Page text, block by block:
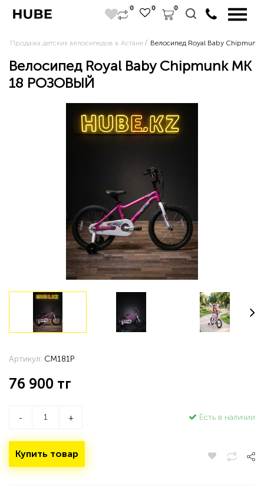
0 0 0
Продажа детских велосипедов в Астане Велосипед Royal Baby
Велосипед Royal Baby Chipmunk MK
18 РОЗОВЫЙ
Артикул: CM181P
76 900 тг
- + Есть в наличии
Купить товар